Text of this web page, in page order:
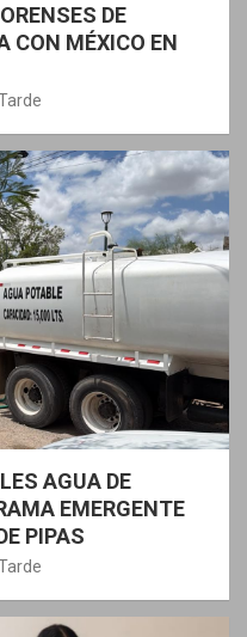
DE
CON MÉXICO EN
AGUA DE
EMERGENTE
PIPAS